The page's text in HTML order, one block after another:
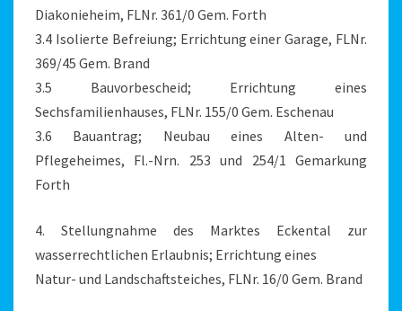
Diakonieheim, FLNr. 361/0 Gem. Forth
3.4 Isolierte Befreiung; Errichtung einer Garage, FLNr.
369/45 Gem. Brand
3.5 Bauvorbescheid; Errichtung eines
Sechsfamilienhauses, FLNr. 155/0 Gem. Esche­nau
3.6 Bauantrag; Neubau eines Alten- und
Pflegeheimes, Fl.-Nrn. 253 und 254/1 Gemarkung
Forth
4. Stellungnahme des Marktes Eckental zur
wasserrechtlichen Erlaubnis; Errichtung eines
Natur- und Landschaftsteiches, FLNr. 16/0 Gem. Brand